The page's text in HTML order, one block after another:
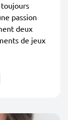
passion
deux
de jeux